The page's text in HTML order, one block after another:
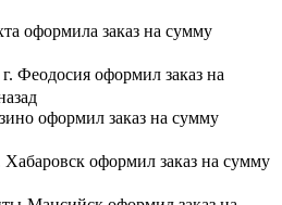
оформила заказ на сумму
Феодосия оформил заказ на
оформил заказ на сумму
оформил заказ на сумму